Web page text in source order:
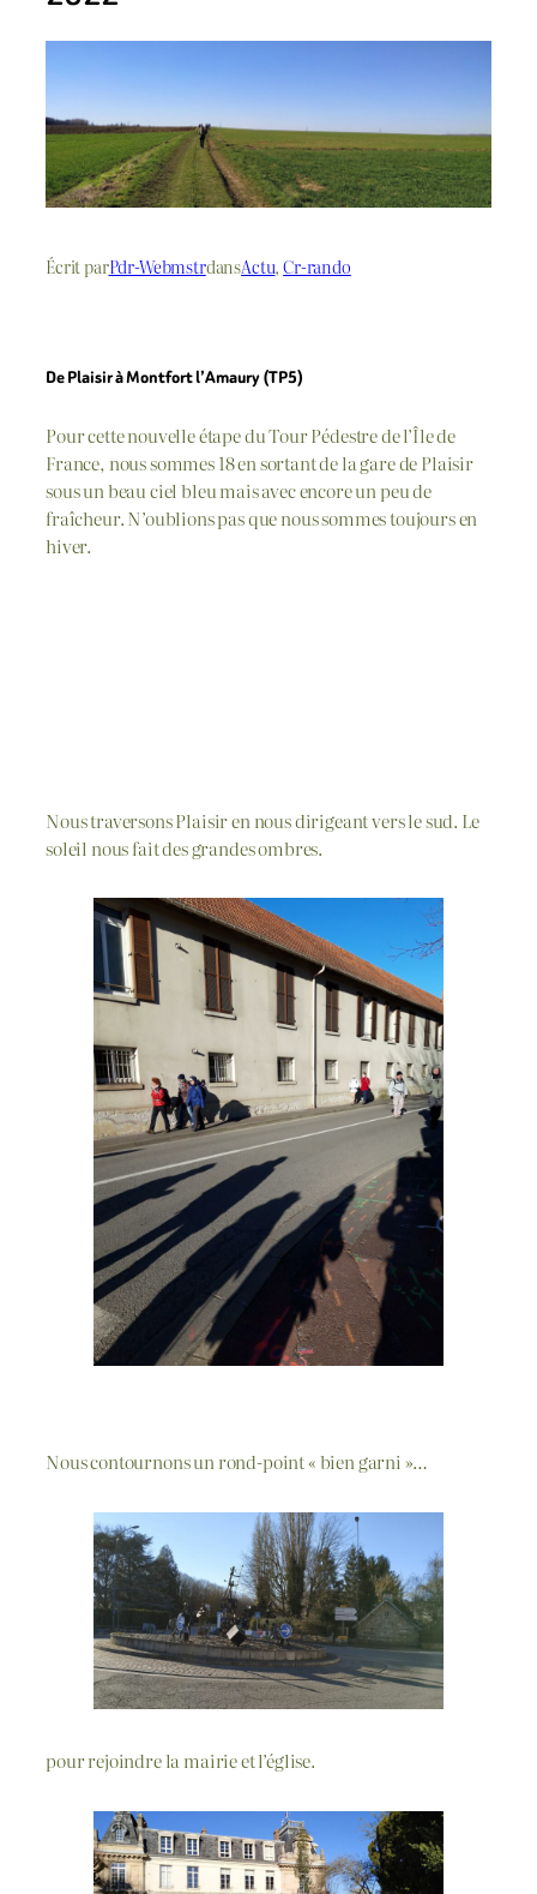
Écrit parPdr-WebmstrdansActu, Cr-rando
De Plaisir à Montfort l’Amaury (TP5)
Pour cette nouvelle étape du Tour Pédestre de l’Île de
France, nous sommes 18 en sortant de la gare de Plaisir
sous un beau ciel bleu mais avec encore un peu de
fraîcheur. N’oublions pas que nous sommes toujours en
hiver.
Nous traversons Plaisir en nous dirigeant vers le sud. Le
soleil nous fait des grandes ombres.
Nous contournons un rond-point « bien garni »…
pour rejoindre la mairie et l’église.